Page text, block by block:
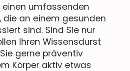
einen umfassenden
die an einem gesunden
sind. Sind Sie nur
Ihren Wissensdurst
gerne präventiv
Körper aktiv etwas